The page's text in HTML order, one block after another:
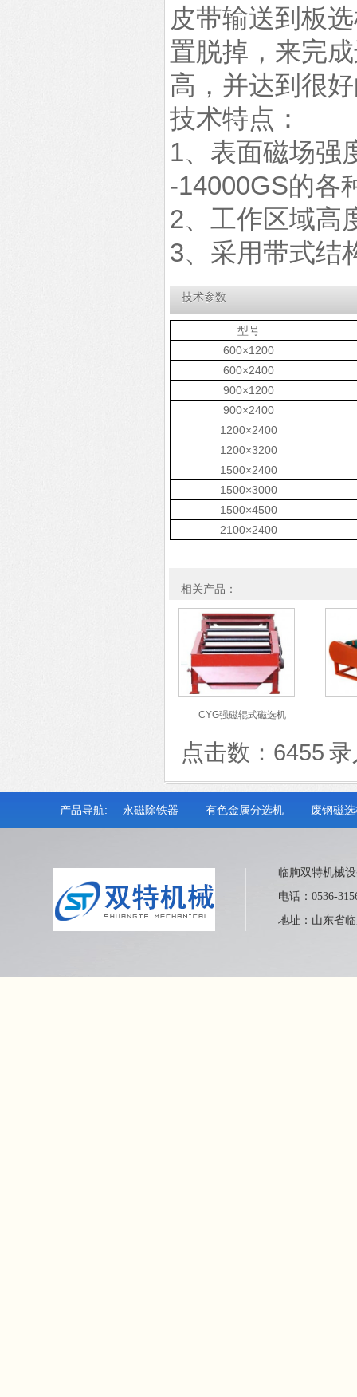
皮带输送到板
置脱掉，来完
高，并达到很
技术特点：
1、表面磁场强
-14000GS的各
2、工作区域高
3、采用带式结
技术参数
型号
600×1200
600×2400
900×1200
900×2400
1200×2400
1200×3200
1500×2400
1500×3000
1500×4500
2100×2400
相关产品：
CYG强磁辊式磁选机
点击数：6455
产品导航: 永磁除铁器 有色金属分选机 废钢磁
临朐双特机械
电话：0536-
地址：山东省